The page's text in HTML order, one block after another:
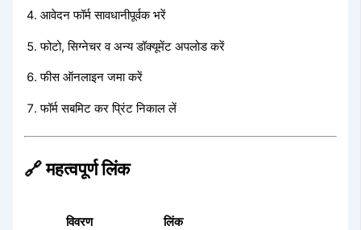
आवेदन फॉर्म सावधानीपूर्वक भरें
फोटो, सिग्नेचर व अन्य डॉक्यूमेंट अपलोड करें
फीस ऑनलाइन जमा करें
फॉर्म सबमिट कर प्रिंट निकाल लें
🔗 महत्वपूर्ण लिंक
विवरण
लिंक